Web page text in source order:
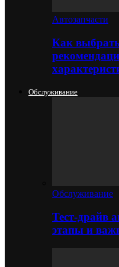
Автозапчасти
Как
Обслуживание
Обслуживание
Тест-драйв
этапы и